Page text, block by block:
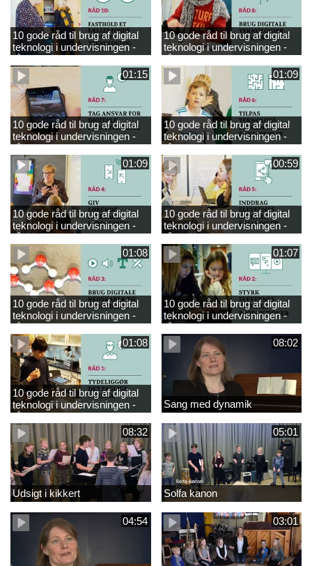
10 gode råd til brug af digital
teknologi i undervisningen -
råd 10
10 gode råd til brug af digital
teknologi i undervisningen -
råd 8
01:15
10 gode råd til brug af digital
teknologi i undervisningen -
råd 7
01:09
10 gode råd til brug af digital
teknologi i undervisningen -
råd 6
01:09
10 gode råd til brug af digital
teknologi i undervisningen -
råd 4
00:59
10 gode råd til brug af digital
teknologi i undervisningen -
råd 5
01:08
10 gode råd til brug af digital
teknologi i undervisningen -
råd 3
01:07
10 gode råd til brug af digital
teknologi i undervisningen -
råd 2
01:08
10 gode råd til brug af digital
teknologi i undervisningen -
råd 1
08:02
Sang med dynamik
08:32
Udsigt i kikkert
05:01
Solfa kanon
04:54 03:01